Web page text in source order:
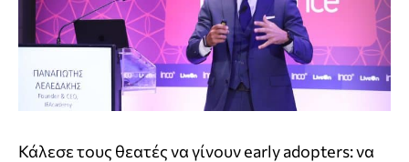
Κάλεσε τους θεατές να γίνουν early adopters: να